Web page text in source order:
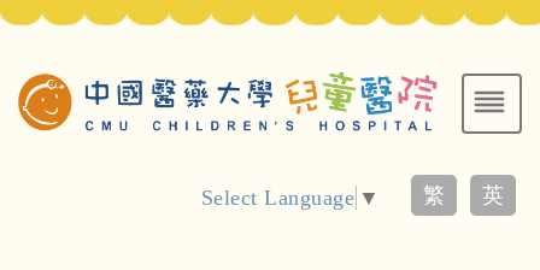
Select Language ▼ 繁 英